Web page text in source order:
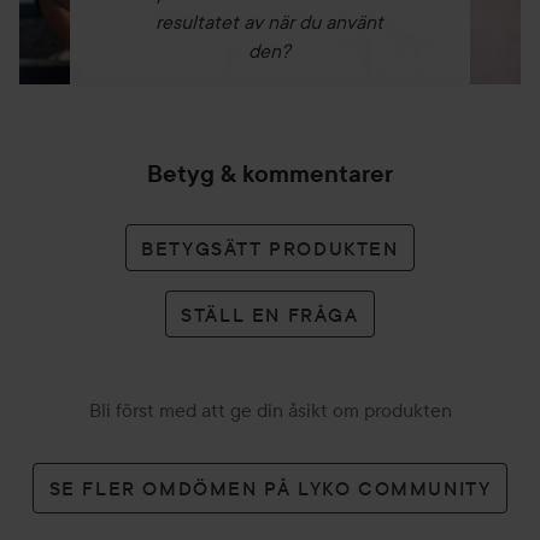
resultatet av när du använt
den?
Betyg & kommentarer
BETYGSÄTT PRODUKTEN
STÄLL EN FRÅGA
Bli först med att ge din åsikt om produkten
SE FLER OMDÖMEN PÅ LYKO COMMUNITY